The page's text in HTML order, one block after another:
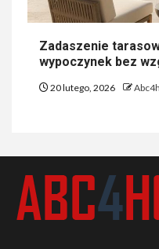
Zadaszenie
wypoczynek bez
20 lutego, 2026